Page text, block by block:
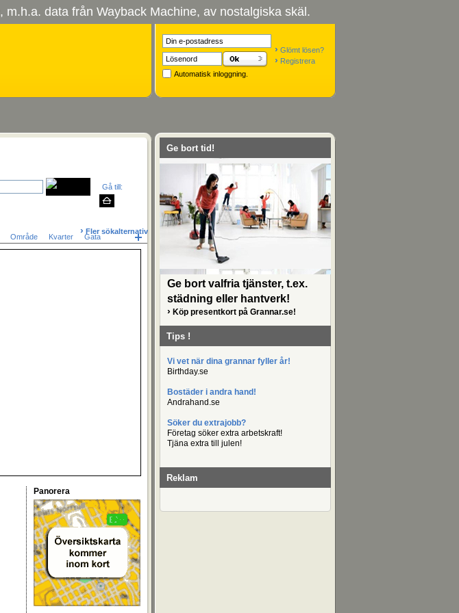
, m.h.a. data från Wayback Machine, av nostalgiska skäl.
› Glömt lösen?
› Registrera
Automatisk inloggning.
Gå till:
› Fler sökalternativ
Område Kvarter Gata
Panorera
Ge bort tid!
Ge bort valfria tjänster, t.ex.
städning eller hantverk!
› Köp presentkort på Grannar.se!
Tips !
Vi vet när dina grannar fyller år!
Birthday.se
Bostäder i andra hand!
Andrahand.se
Söker du extrajobb?
Företag söker extra arbetskraft!
Tjäna extra till julen!
Reklam